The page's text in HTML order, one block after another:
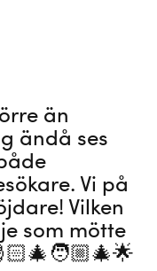
än
ändå ses
Vi på
Vilken
som mötte